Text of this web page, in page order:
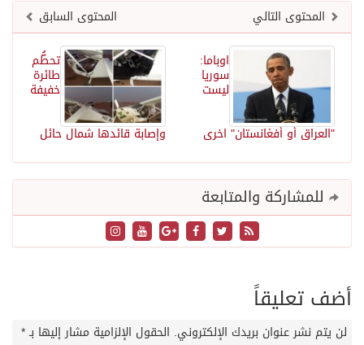
المحتوى السابق
المحتوى التالي
تحطُّم
طائرة
خفيفة
وإصابة قائدها شمال حائل
اوباما:
سوريا
ليست
"العراق أو أفغانستان" اخرى
للمشاركة والمتابعة
أضف تعليقاً
لن يتم نشر عنوان بريدك الإلكتروني. الحقول الإلزامية مشار إليها بـ*